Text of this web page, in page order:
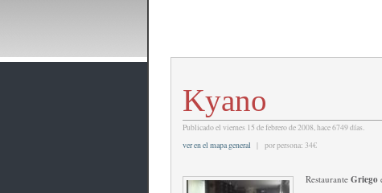
Kyano
Publicado el viernes 15 de febrero de 2008, hace 6749 días.
ver en el mapa general
| por persona: 34€
Restaurante Griego